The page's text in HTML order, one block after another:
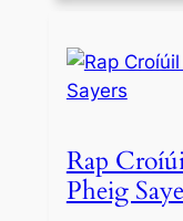
Rap
Pheig